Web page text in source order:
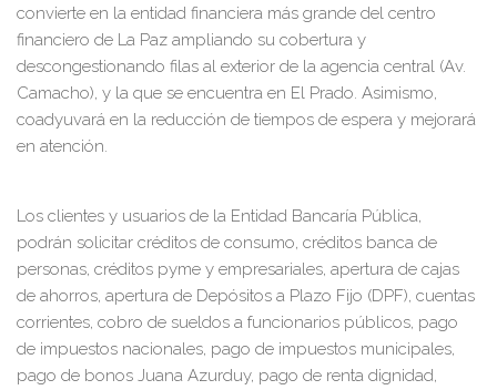
convierte en la entidad financiera más grande del centro
financiero de La Paz ampliando su cobertura y
descongestionando filas al exterior de la agencia central (Av.
Camacho), y la que se encuentra en El Prado. Asimismo,
coadyuvará en la reducción de tiempos de espera y mejorará
en atención.
Los clientes y usuarios de la Entidad Bancaría Pública,
podrán solicitar créditos de consumo, créditos banca de
personas, créditos pyme y empresariales, apertura de cajas
de ahorros, apertura de Depósitos a Plazo Fijo (DPF), cuentas
corrientes, cobro de sueldos a funcionarios públicos, pago
de impuestos nacionales, pago de impuestos municipales,
pago de bonos Juana Azurduy, pago de renta dignidad,